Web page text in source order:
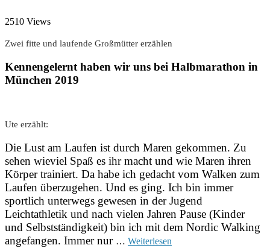
2510 Views
Zwei fitte und laufende Großmütter erzählen
Kennengelernt haben wir uns bei Halbmarathon in
München 2019
Ute erzählt:
Die Lust am Laufen ist durch Maren gekommen. Zu
sehen wieviel Spaß es ihr macht und wie Maren ihren
Körper trainiert. Da habe ich gedacht vom Walken zum
Laufen überzugehen. Und es ging. Ich bin immer
sportlich unterwegs gewesen in der Jugend
Leichtathletik und nach vielen Jahren Pause (Kinder
und Selbstständigkeit) bin ich mit dem Nordic Walking
angefangen. Immer nur … Weiterlesen